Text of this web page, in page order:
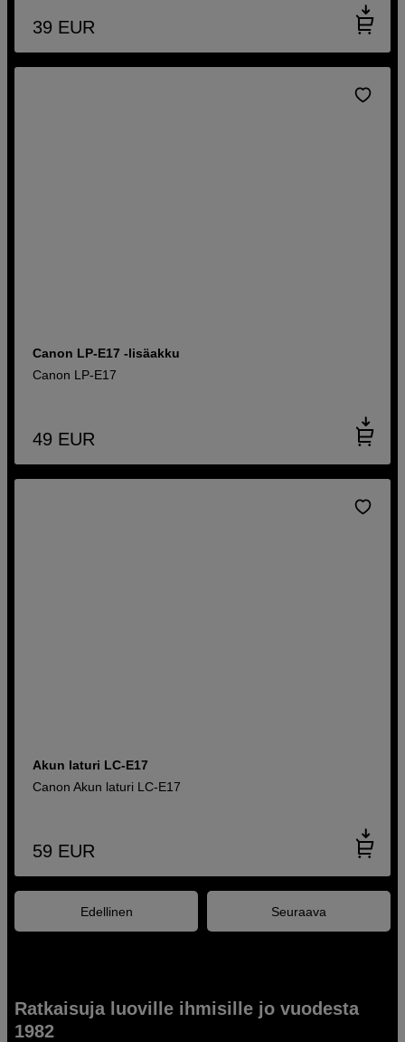
39 EUR
Canon LP-E17 -lisäakku
Canon LP-E17
49 EUR
Akun laturi LC-E17
Canon Akun laturi LC-E17
59 EUR
Edellinen Seuraava
Ratkaisuja luoville ihmisille jo vuodesta
1982